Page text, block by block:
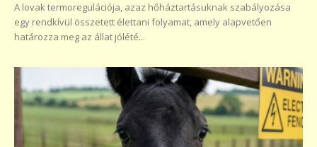
A lovak termoregulációja, azaz hőháztartásuknak szabályozása
egy rendkívül összetett élettani folyamat, amely alapvetően
határozza meg az állat jólété...